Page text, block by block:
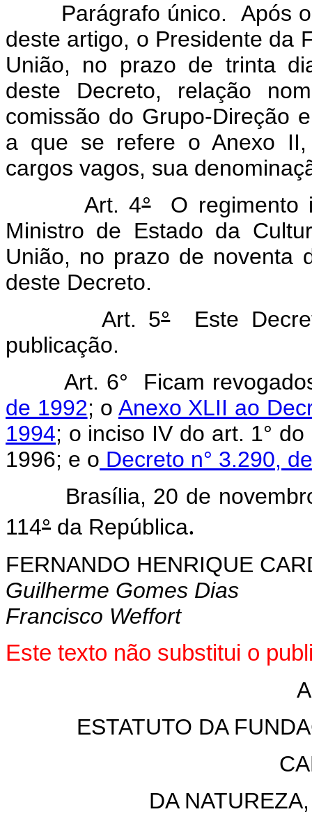
Parágrafo único. Após os
deste artigo, o Presidente da
União, no prazo de trinta
deste Decreto, relação
comissão do Grupo-Direção
a que se refere o Anexo II,
cargos vagos, sua
Art. 4°O regimento
Ministro de Estado da
União, no prazo de noventa
deste Decreto.
Art. 5°Este
publicação.
Art. 6° Ficam
de 1992; o Anexo XLII ao
1994; o inciso IV do art. 1°
1996; e o Decreto n° 3.290,
Brasília, 20 de novembro
114° da República.
FERNANDO HENRIQUE
Guilherme Gomes Dias
Francisco Weffort
Este texto não substitui o
ESTATUTO DA
DA